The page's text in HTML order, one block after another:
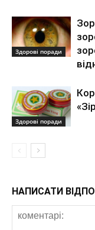
Здорові поради
Здорові поради
НАПИСАТИ